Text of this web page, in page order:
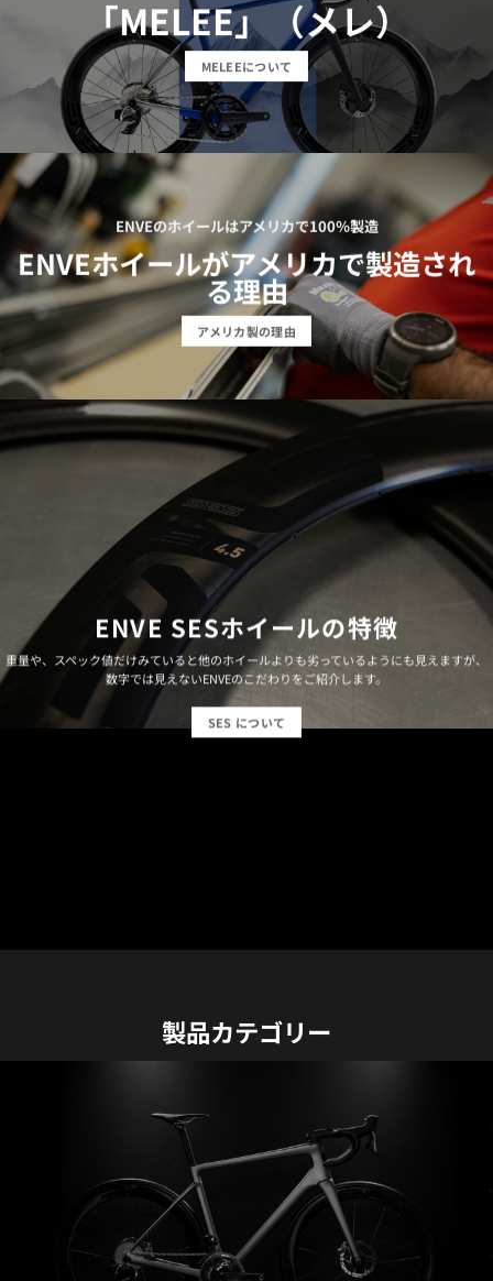
「MELEE」（メレ）
MELEEについて
ENVEのホイールはアメリカで100％製造
ENVEホイールがアメリカで製造され
る理由
アメリカ製の理由
ENVE SESホイールの特徴
重量や、スペック値だけみていると他のホイールよりも劣っているようにも見えますが、
数字では見えないENVEのこだわりをご紹介します。
SES について
製品カテゴリー